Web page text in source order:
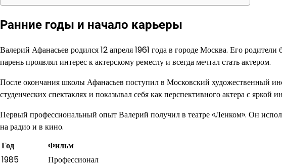
Ранние годы и начало карьеры
Валерий Афанасьев родился 12 апреля 1961 года в городе Москва. Его
парень проявлял интерес к актерскому ремеслу и всегда мечтал стать актером.
После окончания школы Афанасьев поступил в Московский художественный
студенческих спектаклях и показывал себя как перспективного актера с яркой
Первый профессиональный опыт Валерий получил в театре «Ленком». Он
на радио и в кино.
Год
Фильм
1985
Профессионал